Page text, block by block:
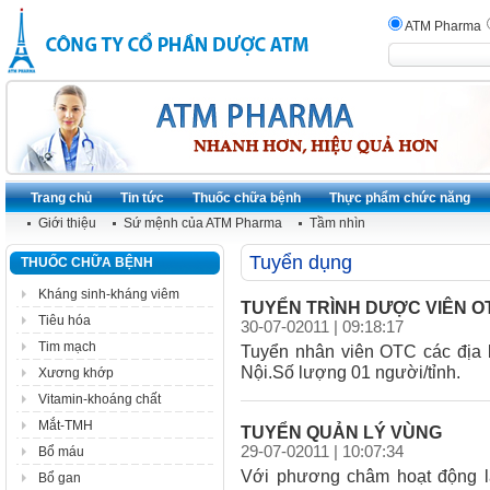
ATM Pharma
Trang chủ Tin tức Thuốc chữa bệnh
Thực phẩm chức năng
Giới thiệu
Sứ mệnh của ATM Pharma Tầm nhìn
THUỐC CHỮA BỆNH
Kháng sinh-kháng viêm
Tiêu hóa
Tim mạch
Xương khớp
Vitamin-khoáng chất
Mắt-TMH
Bổ máu
Bổ gan
Tuyển dụng
TUYỂN TRÌNH DƯỢC VIÊN
30-07-02011 | 09:18:17
Tuyển nhân viên OTC các
Nội.Số lượng 01 người/tỉnh.
TUYỂN QUẢN LÝ VÙNG
29-07-02011 | 10:07:34
Với phương châm hoạt động